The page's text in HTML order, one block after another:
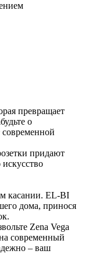
превращает
о
современной
придают
касании. EL-BI
дома, принося
Zena Vega
современный
– ваш